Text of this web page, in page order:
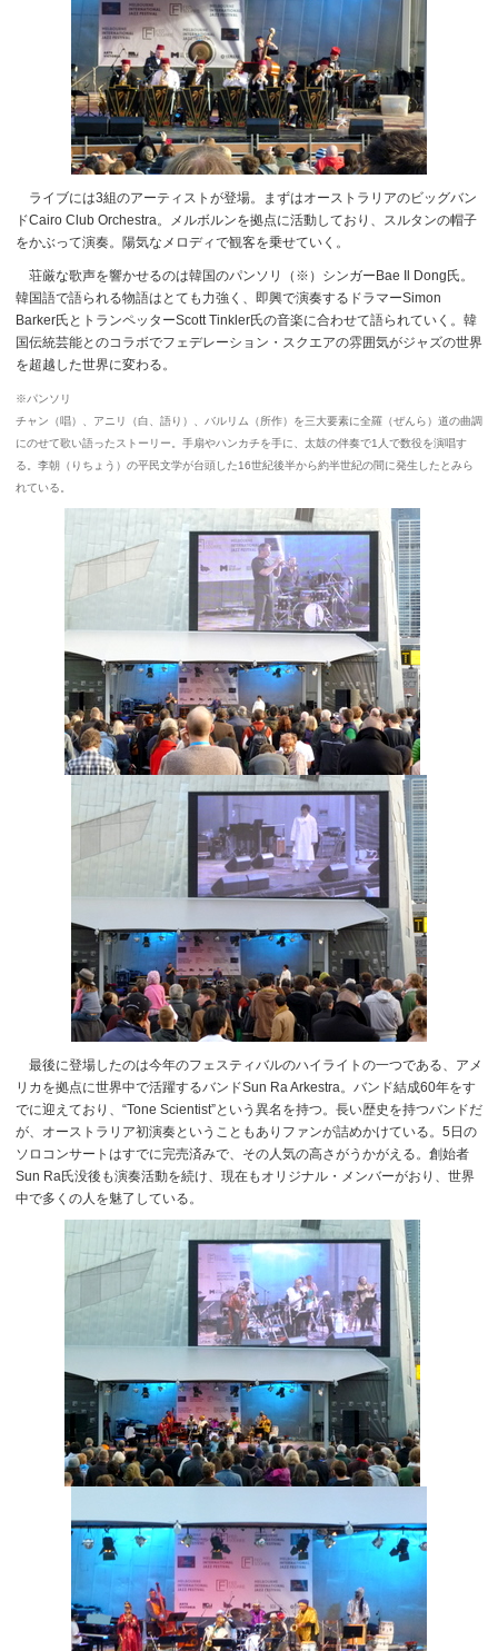
ライブには3組のアーティストが登場。まずはオーストラリアのビッグバン
ドCairo Club Orchestra。メルボルンを拠点に活動しており、スルタンの帽子
をかぶって演奏。陽気なメロディで観客を乗せていく。
荘厳な歌声を響かせるのは韓国のパンソリ（※）シンガーBae Il Dong氏。
韓国語で語られる物語はとても力強く、即興で演奏するドラマーSimon
Barker氏とトランペッターScott Tinkler氏の音楽に合わせて語られていく。韓
国伝統芸能とのコラボでフェデレーション・スクエアの雰囲気がジャズの世界
を超越した世界に変わる。
※パンソリ
チャン（唱）、アニリ（白、語り）、バルリム（所作）を三大要素に全羅（ぜんら）道の曲調
にのせて歌い語ったストーリー。手扇やハンカチを手に、太鼓の伴奏で1人で数役を演唱す
る。李朝（りちょう）の平民文学が台頭した16世紀後半から約半世紀の間に発生したとみら
れている。
最後に登場したのは今年のフェスティバルのハイライトの一つである、アメ
リカを拠点に世界中で活躍するバンドSun Ra Arkestra。バンド結成60年をす
でに迎えており、“Tone Scientist”という異名を持つ。長い歴史を持つバンドだ
が、オーストラリア初演奏ということもありファンが詰めかけている。5日の
ソロコンサートはすでに完売済みで、その人気の高さがうかがえる。創始者
Sun Ra氏没後も演奏活動を続け、現在もオリジナル・メンバーがおり、世界
中で多くの人を魅了している。